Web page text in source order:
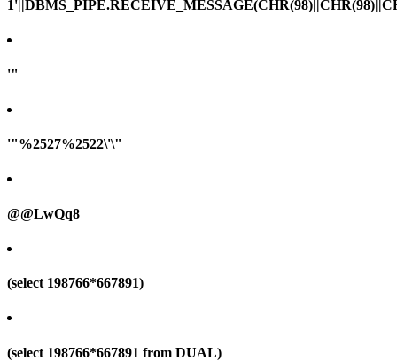
'"
'"%2527%2522\'\"
@@LwQq8
(select 198766*667891)
(select 198766*667891 from DUAL)